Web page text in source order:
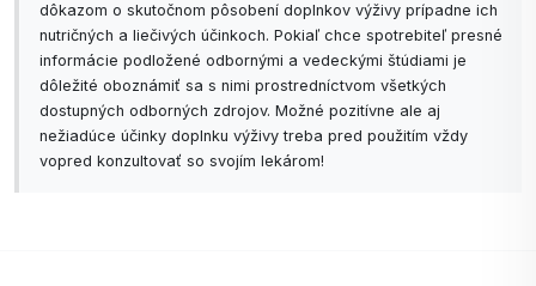
dôkazom o skutočnom pôsobení doplnkov výživy prípadne ich
nutričných a liečivých účinkoch. Pokiaľ chce spotrebiteľ presné
informácie podložené odbornými a vedeckými štúdiami je
dôležité oboznámiť sa s nimi prostredníctvom všetkých
dostupných odborných zdrojov. Možné pozitívne ale aj
nežiadúce účinky doplnku výživy treba pred použitím vždy
vopred konzultovať so svojím lekárom!